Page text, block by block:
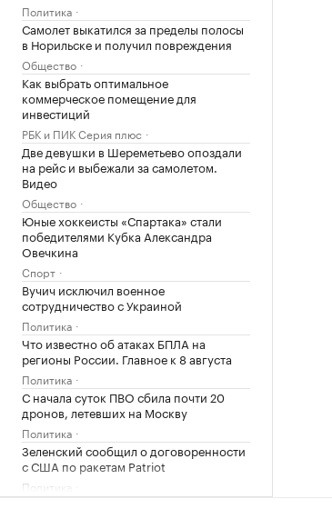
Политика
Самолет выкатился за пределы полосы
в Норильске и получил повреждения
Общество
Как выбрать оптимальное
коммерческое помещение для
инвестиций
РБК и ПИК Серия плюс
Две девушки в Шереметьево опоздали
на рейс и выбежали за самолетом.
Видео
Общество
Юные хоккеисты «Спартака» стали
победителями Кубка Александра
Овечкина
Спорт
Вучич исключил военное
сотрудничество с Украиной
Политика
Что известно об атаках БПЛА на
регионы России. Главное к 8 августа
Политика
С начала суток ПВО сбила почти 20
дронов, летевших на Москву
Политика
Зеленский сообщил о договоренности
с США по ракетам Patriot
Политика